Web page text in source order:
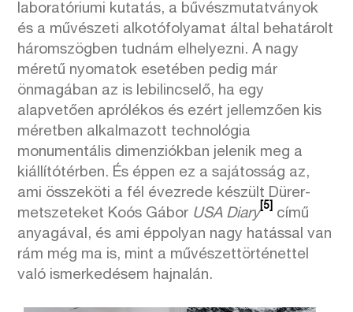
laboratóriumi kutatás, a bűvészmutatványok
és a művészeti alkotófolyamat által behatárolt
háromszögben tudnám elhelyezni. A nagy
méretű nyomatok esetében pedig már
önmagában az is lebilincselő, ha egy
alapvetően aprólékos és ezért jellemzően kis
méretben alkalmazott technológia
monumentális dimenziókban jelenik meg a
kiállítótérben. És éppen ez a sajátosság az,
ami összeköti a fél évezrede készült Dürer-
metszeteket Koós Gábor USA Diary
[5]
című
anyagával, és ami éppolyan nagy hatással van
rám még ma is, mint a művészettörténettel
való ismerkedésem hajnalán.